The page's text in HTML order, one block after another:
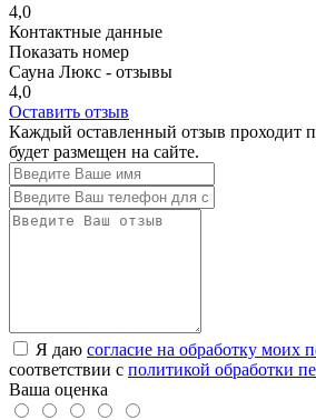
4,0
Контактные данные
Показать номер
Сауна Люкс - отзывы
4,0
Оставить отзыв
Каждый оставленный отзыв проходит
будет размещен на сайте.
Я даю согласие на обработку моих
соответствии с политикой обработки
Ваша оценка